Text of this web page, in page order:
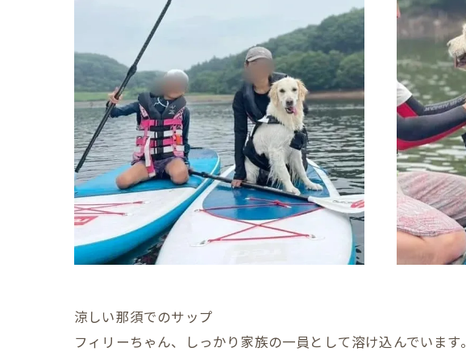
涼しい那須でのサップ
フィリーちゃん、しっかり家族の一員として溶け込んでいます。